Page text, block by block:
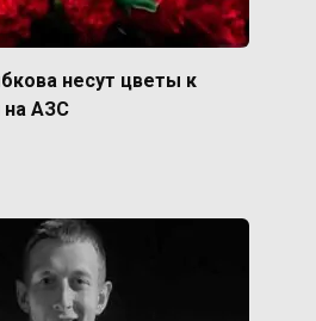
несут цветы к
на АЗС